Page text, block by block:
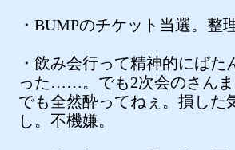
・BUMPのチケット当選。整
・飲み会行って精神的にば
った……。でも2次会のさん
でも全然酔ってねぇ。損した
し。不機嫌。